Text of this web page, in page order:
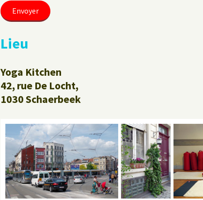
Lieu
Yoga Kitchen
42, rue De Locht,
1030 Schaerbeek